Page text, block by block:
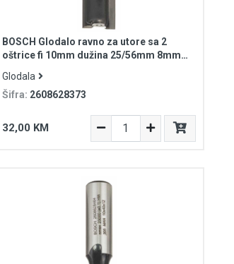
BOSCH Glodalo ravno za utore sa 2
oštrice fi 10mm dužina 25/56mm 8mm
Glodala
Šifra: 2608628373
32,00 KM